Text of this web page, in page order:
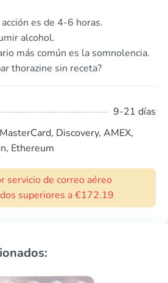
es de 4-6 horas.
alcohol.
más común es la somnolencia.
thorazine sin receta?
9-21 días
Discovery, AMEX,
Ethereum
servicio de correo aéreo
superiores a €172.19